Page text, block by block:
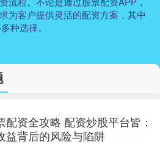
为客户提供灵活的配资方案，其中
种选择。
配资全攻略 配资炒股平台皆：
益背后的风险与陷阱